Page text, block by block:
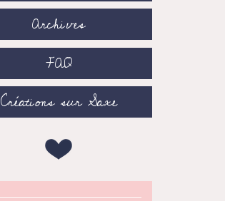
Archives
FAQ
Créations sur Saxe